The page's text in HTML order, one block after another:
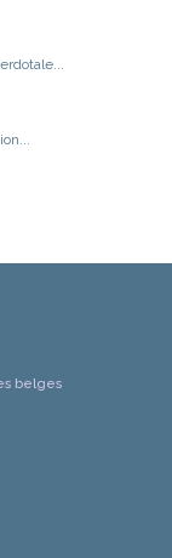
belges